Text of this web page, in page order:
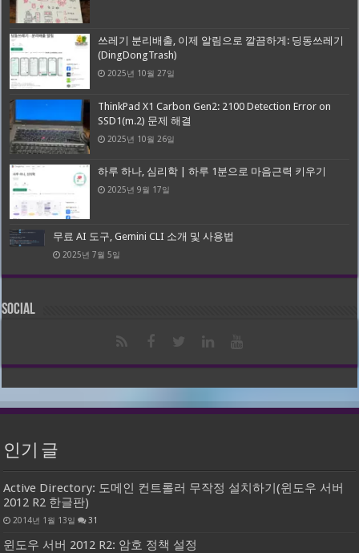
쓰레기 분리배출, 이제 알림으로 깔끔하게: 딩동쓰레기
(DingDongTrash)
2025년 10월 27일
ThinkPad X1 Carbon Gen2: 2100 Detection Error on
SSD1(m.2) 문제 해결
2025년 10월 26일
하루 하나, 심리학 | 하루 1분으로 마음근력 키우기
2025년 9월 17일
무료 AI 도구, Gemini CLI 소개 및 사용법
2025년 7월 5일
Social
인기 글
Active Directory: 도메인 컨트롤러 무작정 설치하기(윈도우 서버
2012 R2 한글판)
2014년 1월 13일 31
윈도우 서버 2012 R2: 암호 정책 설정